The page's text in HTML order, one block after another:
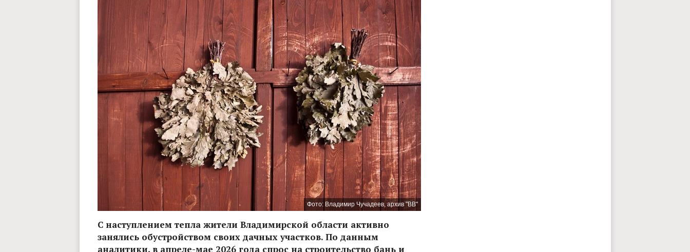
Фото: Владимир Чучадеев, архив "ВВ"
С наступлением тепла жители Владимирской области активно
занялись обустройством своих дачных участков. По данным
аналитики, в апреле-мае 2026 года спрос на строительство бань и